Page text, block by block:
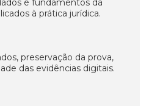
e fundamentos da
à prática jurídica.
preservação da prova,
das evidências digitais.